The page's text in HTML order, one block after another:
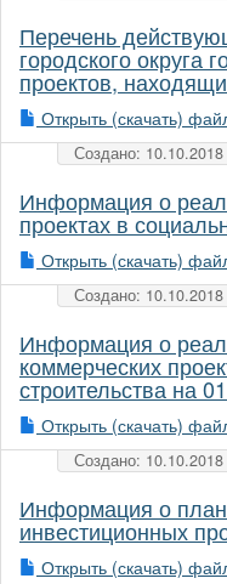
Перечень
городского округа
проектов,
Открыть (скачать)
Создано:
Информация о
проектах в
Открыть (скачать)
Создано:
Информация о
коммерческих
строительства на
Открыть (скачать)
Создано:
Информация о
инвестиционных
Открыть (скачать)